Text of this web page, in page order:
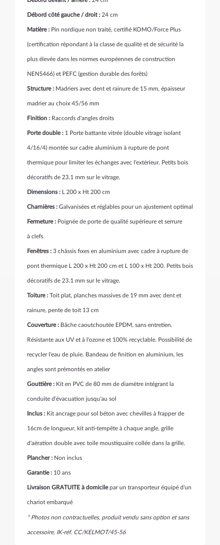
Débord côté gauche / droit : 24 cm
Matière : Pin nordique non traité, certifié KOMO/Force Plus
(certification répondant à la classe de qualité et de sécurité la
plus élevée dans les normes européennes de construction
NEN5466) et PEFC (gestion durable des forêts)
Structure : Madriers avec dent et rainure de 15 mm, épaisseur
madrier au choix 45/56 mm
Finition : Raccords d'angles droits
Porte double : 1 Porte battante vitrée (double vitrage isolant
4/16/4) montée sur cadre aluminium à rupture de pont
thermique pour limiter les échanges avec l'extérieur. Petits bois
décoratifs de 23.1 mm sur le vitrage.
Dimensions : L 200 x Ht 200 cm
Charnières : Galvanisées et réglables pour un ajustement optimal
Fermeture : Poignée de porte de qualité supérieure et serrure
à clefs
Fenêtres : 3 châssis fixes en aluminium avec cadre à rupture de
pont thermique L 200 x Ht 200 cm et L 100 x Ht 200. Petits bois
décoratifs de 23.1 mm sur le vitrage.
Toiture : Toit plat, planches massives de 19 mm avec dent et
rainure, pente de toit 13 cm
Couverture : Bâche caoutchoutée EPDM, sans entretien.
Résistante aux UV et à l'ozone et 100% recyclable. Possibilité de
recycler l'eau de pluie. Bandeau de finition en aluminium, les
angles sont prémontés en atelier
Gouttière : Kit en PVC de 80 mm de diamètre intégrant la
conduite d'évacuation jusqu'au sol
Inclus : Kit ancrage pour sol béton avec chevilles à frapper de
16cm de longueur, kit anti-tempête à chaque angle, grille
d'aération double avec toile moustiquaire collée dans la grille.
Plancher : Non inclus
Garantie : 10 ans
Livraison GRATUITE à domicilepar un transporteur équipé d'un
chariot embarqué
* Photos non contractuelles, produit vendu sans option et sans
accessoire, IK-réf. CC/KELMOT/45-56